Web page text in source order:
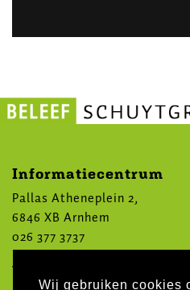
Wij gebruiken cookies
Informatiecentrum
Pallas Atheneplein 2,
6846 XB Arnhem
026 377 3737
Volg ons op social media